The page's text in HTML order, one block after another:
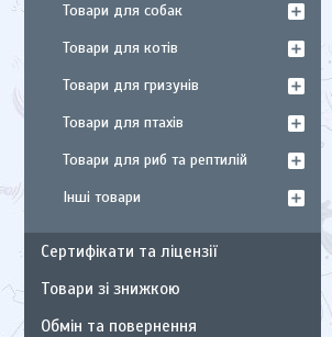
Товари для собак
Товари для котів
Товари для гризунів
Товари для птахів
Товари для риб та рептилій
Інші товари
Сертифікати та ліцензії
Товари зі знижкою
Обмін та повернення